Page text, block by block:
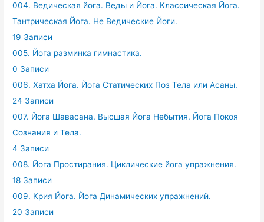
004. Ведическая йога. Веды и Йога. Классическая Йога.
Тантрическая Йога. Не Ведические Йоги.
19 Записи
005. Йога разминка гимнастика.
0 Записи
006. Хатха Йога. Йога Статических Поз Тела или Асаны.
24 Записи
007. Йога Шавасана. Высшая Йога Небытия. Йога Покоя
Сознания и Тела.
4 Записи
008. Йога Простирания. Циклические йога упражнения.
18 Записи
009. Крия Йога. Йога Динамических упражнений.
20 Записи